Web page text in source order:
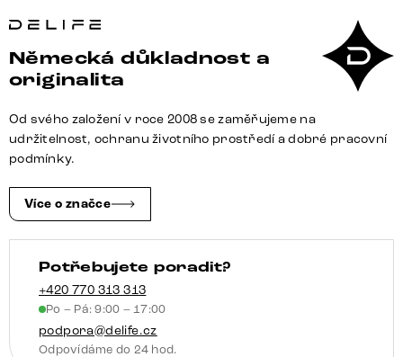
Vinka-
s
područkami
bouclé
bílá
široká
černá
360°
otočná
houpací
funkce
taštičkové
Německá důkladnost a
originalita
Od svého založení v roce 2008 se zaměřujeme na
udržitelnost, ochranu životního prostředí a dobré pracovní
podmínky.
Více o značce
Potřebujete poradit?
+420 770 313 313
Po – Pá: 9:00 – 17:00
podpora@delife.cz
Odpovídáme do 24 hod.